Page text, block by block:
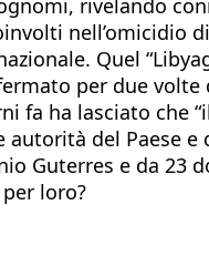
rivelando
nell’omicidio
Quel
per due
fa ha lasciato che
del Paese
Guterres e da 23
loro?